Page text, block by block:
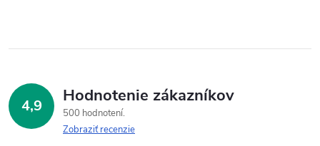
4,9 Hodnotenie zákazníkov
500 hodnotení
Zobraziť recenzie